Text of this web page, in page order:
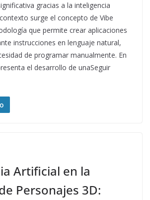
gracias a la inteligencia
surge el concepto de Vibe
que permite crear aplicaciones
instrucciones en lenguaje natural,
de programar manualmente. En
el desarrollo de unaSeguir
Artificial en la
Personajes 3D: